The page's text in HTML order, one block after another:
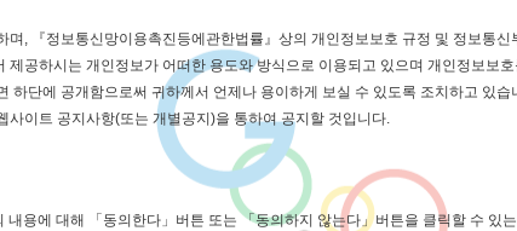
며, 『정보통신망이용촉진등에관한법률』상의 개인정보보호 규정 및 정보통
제공하시는 개인정보가 어떠한 용도와 방식으로 이용되고 있으며 개인정보보
하단에 공개함으로써 귀하께서 언제나 용이하게 보실 수 있도록 조치하고 있습
사이트 공지사항(또는 개별공지)을 통하여 공지할 것입니다.
용에 대해 「동의한다」버튼 또는 「동의하지 않는다」버튼을 클릭할 수